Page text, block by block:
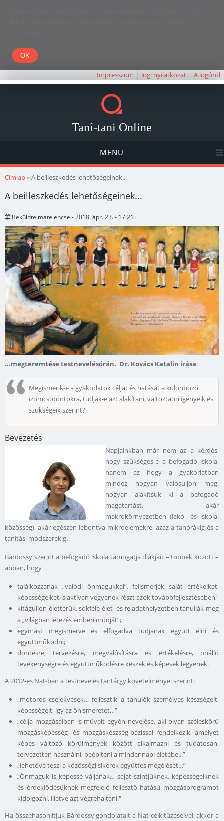
Kedves Olvasó! Weboldalunk böngészésével Ön elfogadja, hogy a
felhasználói élmény javítása céljából cookie-kat használunk.
Köszönjük!
Impresszum Jogi nyilatkozat A logóról
Taní-tani Online
MENU
Jelenlegi hely
Címlap» A beilleszkedés lehetőségeinek...
A beilleszkedés lehetőségeinek...
Beküldte matelencse - 2018. ápr. 23. - 17:21
...megteremtése testnevelésórán. Dr. Kovács Katalin írása
Megismerik-e a gyakorlatok célját és hatását a különböző
izomcsoportokra, tudják-e azt alakítani, változtatni igényeik és
szükségeik szerint?
Bevezetés
Napjainkban már nem az a kérdés,
hogy szükséges-e a befogadó iskola,
hanem az hogy a gyakorlatban
mindez hogyan valósuljon meg,
hogyan alakítsuk ki a befogadó
magatartást, akár
makrokörnyezetben (lakó- és iskolai
közösség), akár egészen lebontva mikroelemekre, azaz a tanórákig és a
tanítási módszerekig.
Bárdossy szerint a befogadó iskola támogatja diákjait – többek között –
abban, hogy
találkozzanak „valódi önmagukkal”, felismerjék saját értékeiket,
képességeiket, s aktívan vegyenek részt azok továbbfejlesztésében;
kitáguljon életterük, sokféle élet- és feladathelyzetben tanulják meg
a „világban létezés emberi módját”;
egymást megismerve és elfogadva tudjanak együtt élni és
együttműködni;
döntésre, tervezésre, megvalósításra és értékelésre, önálló
tevékenységre és együttműködésre készek és képesek legyenek.
A 2012-es Nat-ban a testnevelés tantárgy követelményei szerint:
„motoros cselekvések… fejlesztik a tanulók személyes készségeit,
képességeit, így az önismeretet…”
„célja mozgásaiban is művelt egyén nevelése, aki olyan széleskörű
mozgásképesség- és mozgáskészség-bázissal rendelkezik, amelyet
képes változó körülmények között alkalmazni és tudatosan,
tervezetten használni, beépíteni a mindennapi életébe...”
„lehetővé teszi a közösségi sikerek együttes megélését…”
„Önmaguk is képessé váljanak… saját szintjüknek, képességeiknek
és érdeklődésüknek megfelelő fejlesztő hatású mozgásprogramot
kidolgozni, illetve azt végrehajtani."
Ha összehasonlítjuk Bárdossy gondolatait a Nat célkitűzéseivel, akkor a